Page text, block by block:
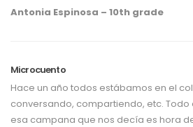
Antonia Espinosa – 10th grade
Microcuento
Hace un año todos estábamos en el
conversando, compartiendo, etc.
esa campana que nos decía es hora